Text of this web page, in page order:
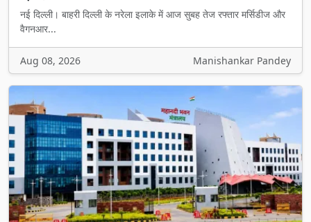
नई दिल्ली। बाहरी दिल्ली के नरेला इलाके में आज सुबह तेज रफ्तार मर्सिडीज और
वैगनआर...
Aug 08, 2026 Manishankar Pandey